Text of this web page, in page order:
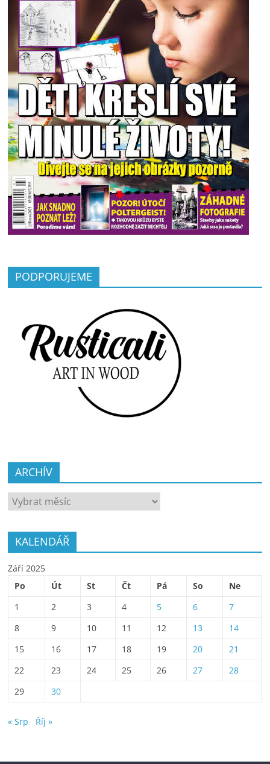
PODPORUJEME
ARCHÍV
ARCHÍV
KALENDÁŘ
Září 2025
Po
Út St Čt Pá So
Ne
1
2 3 4 5 6
7
8
9 10 11 12 13
14
15
16 17 18 19 20
21
22
23 24 25 26 27
28
29
30
« Srp Říj »